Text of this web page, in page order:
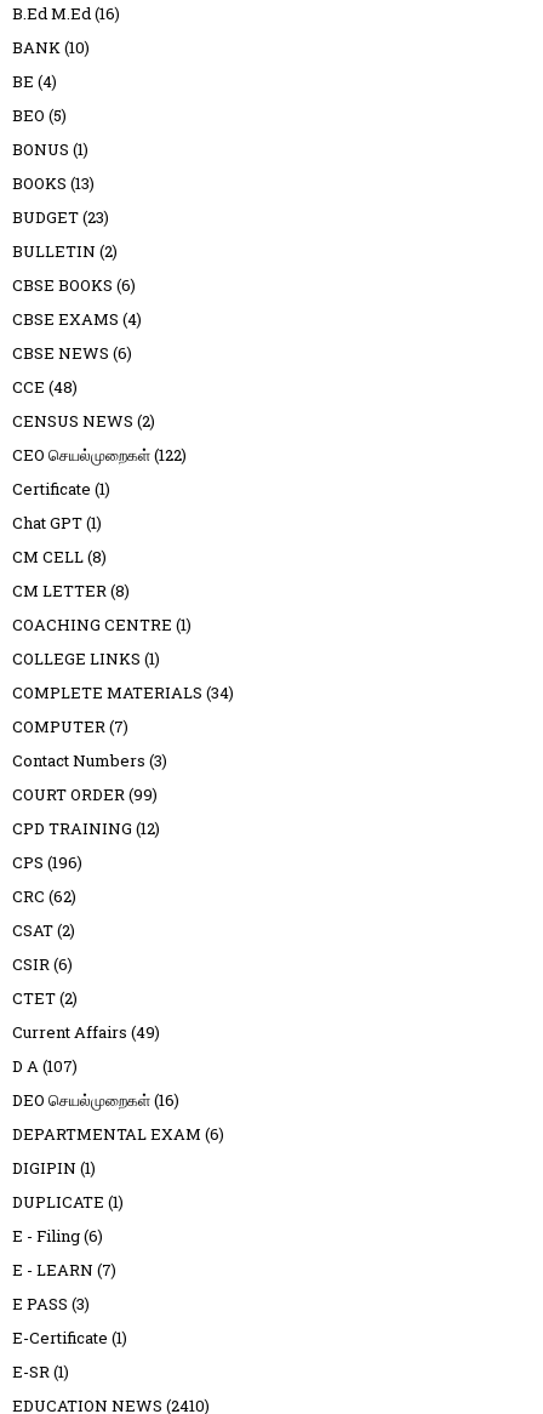
B.Ed M.Ed(16)
BANK(10)
BE (4)
BEO (5)
BONUS (1)
BOOKS (13)
BUDGET(23)
BULLETIN (2)
CBSE BOOKS (6)
CBSE EXAMS (4)
CBSE NEWS (6)
CCE (48)
CENSUS NEWS (2)
CEO செயல்முறைகள்(122)
Certificate (1)
Chat GPT(1)
CM CELL(8)
CM LETTER(8)
COACHING CENTRE (1)
COLLEGE LINKS (1)
COMPLETE MATERIALS (34)
COMPUTER(7)
Contact Numbers (3)
COURT ORDER(99)
CPD TRAINING (12)
CPS (196)
CRC (62)
CSAT(2)
CSIR(6)
CTET(2)
Current Affairs (49)
D A(107)
DEO செயல்முறைகள்(16)
DEPARTMENTAL EXAM (6)
DIGIPIN (1)
DUPLICATE (1)
E - Filing(6)
E - LEARN (7)
E PASS (3)
E-Certificate (1)
E-SR(1)
EDUCATION NEWS (2410)